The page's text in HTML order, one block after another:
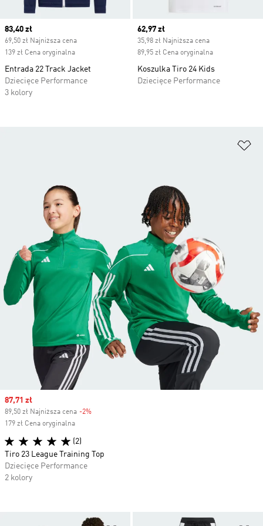
Current price
83,40 zł
69,50 zł Najniższa cena
139 zł Cena oryginalna
Entrada 22 Track Jacket
Dziecięce Performance
3 kolory
Current price
62,97 zł
35,98 zł Najniższa cena
89,95 zł Cena oryginalna
Koszulka Tiro 24 Kids
Dziecięce Performance
Sale price
87,71 zł
89,50 zł Najniższa cena -2%
179 zł Cena oryginalna
(2)
Tiro 23 League Training Top
Dziecięce Performance
2 kolory